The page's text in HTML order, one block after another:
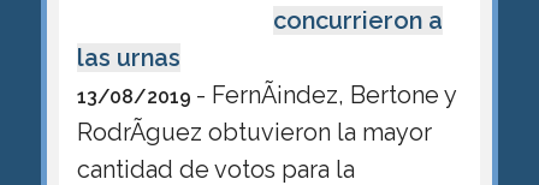
concurrieron a
las urnas
13/08/2019 - FernÃ¡ndez, Bertone y
RodrÃ­guez obtuvieron la mayor
cantidad de votos para la